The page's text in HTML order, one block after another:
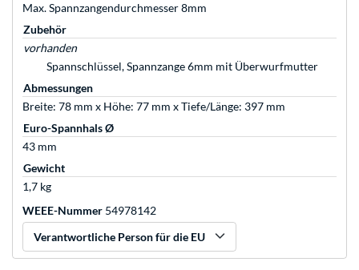
Max. Spannzangendurchmesser 8mm
Zubehör
vorhanden
Spannschlüssel, Spannzange 6mm mit Überwurfmutter
Abmessungen
Breite: 78 mm x Höhe: 77 mm x Tiefe/Länge: 397 mm
Euro-Spannhals Ø
43 mm
Gewicht
1,7 kg
WEEE-Nummer 54978142
Verantwortliche Person für die EU